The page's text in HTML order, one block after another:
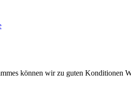
können wir zu guten Konditionen